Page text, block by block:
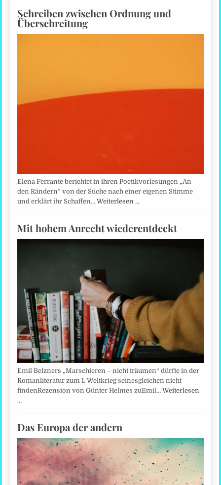
Schreiben zwischen Ordnung und
Überschreitung
Elena Ferrante berichtet in ihren Poetikvorlesungen „An
den Rändern“ von der Suche nach einer eigenen Stimme
und erklärt ihr Schaffen…Weiterlesen …
Mit hohem Anrecht wiederentdeckt
Emil Belzners „Marschieren – nicht träumen“ dürfte in der
Romanliteratur zum 1. Weltkrieg seinesgleichen nicht
findenRezension von Günter Helmes zuEmil…Weiterlesen
…
Das Europa der andern